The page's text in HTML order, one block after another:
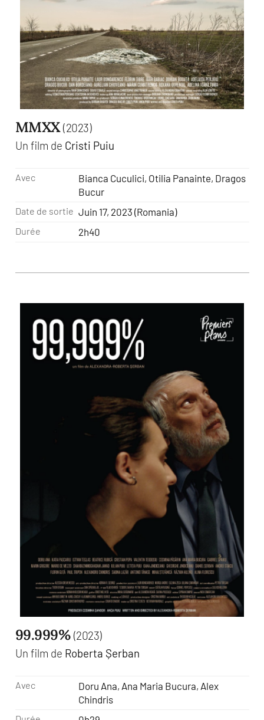
MMXX (2023)
Un film de Cristi Puiu
Avec
Bianca Cuculici, Otilia Panainte, Dragos
Bucur
Date de sortie Juin 17, 2023 (Romania)
Durée 2h40
99.999% (2023)
Un film de Roberta Șerban
Avec
Doru Ana, Ana Maria Bucura, Alex
Chindris